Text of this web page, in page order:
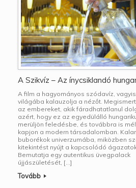
A Szikvíz – Az ínycsiklandó
A film a hagyományos szódavíz,
világába kalauzolja a nézőt.
az embereket, akik fáradhatatlanul
azért, hogy ez az egyedülálló
merüljön feledésbe, és továbbra is
kapjon a modern társadalomban.
buborékok univerzumába, miközben
kitekintést nyújt a kapcsolódó
Bemutatja egy autentikus üvegpalack
újjászületését, […]
Tovább